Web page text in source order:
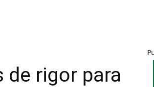
de rigor para